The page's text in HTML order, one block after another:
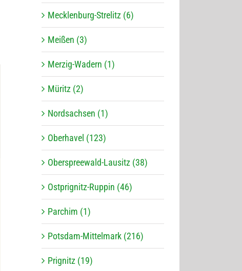
Mecklenburg-Strelitz (6)
Meißen (3)
Merzig-Wadern (1)
Müritz (2)
Nordsachsen (1)
Oberhavel (123)
Oberspreewald-Lausitz (38)
Ostprignitz-Ruppin (46)
Parchim (1)
Potsdam-Mittelmark (216)
Prignitz (19)